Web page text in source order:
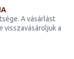
A vásárlást
visszavásároljuk a